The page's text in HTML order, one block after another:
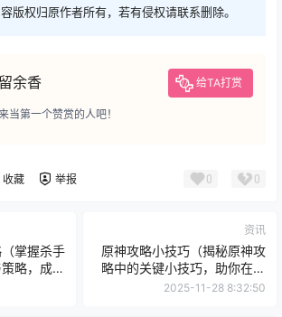
版权归原作者所有，若有侵权请联系删除。
余香 给TA打赏
当第一个赞赏的人吧！
收藏 举报 0 0
掌握杀手
略，成就
资讯
原神攻略小技巧（揭秘原神攻
略中的关键小技巧，助你在游
戏中轻松游刃有余！）
2025-11-28 8:32:50